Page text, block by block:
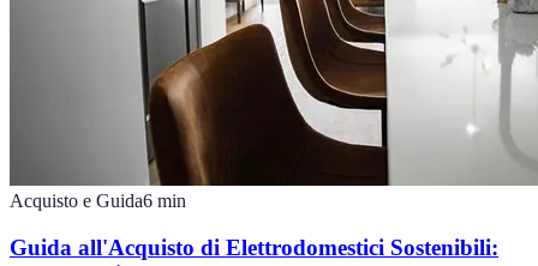
Acquisto e Guida6 min
Guida all'Acquisto di Elettrodomestici Sostenibili: